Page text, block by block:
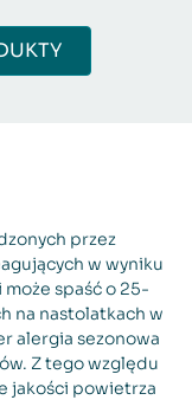
przez
w wyniku
spaść o 25-
na nastolatkach w
alergia sezonowa
Z tego względu
jakości powietrza